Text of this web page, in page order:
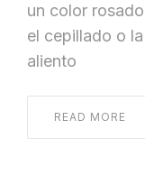
un color
el cepillado o
aliento
READ MORE